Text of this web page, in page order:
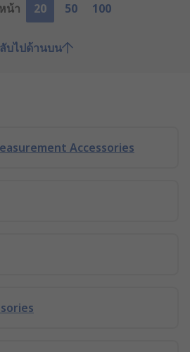
น้า
20 50 100
บไปด้านบน
Accessories